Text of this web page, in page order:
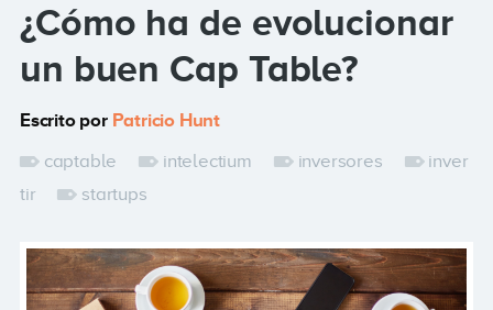
¿Cómo ha de evolucionar
un buen Cap Table?
Escrito por Patricio Hunt
captable
intelectium inversores
inver
tir
startups